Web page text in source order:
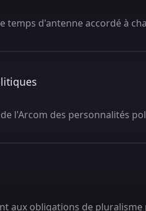
temps d'antenne accordé à
l'Arcom des personnalités
aux obligations de